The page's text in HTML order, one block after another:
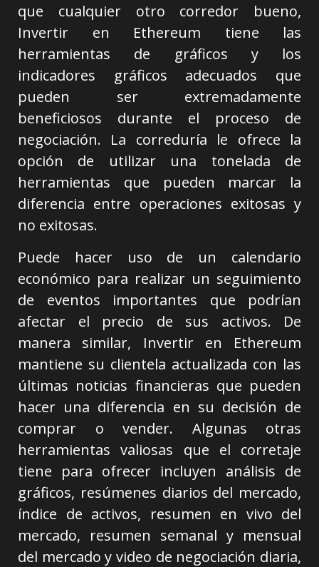
que cualquier otro corredor bueno,
Invertir en Ethereum tiene las
herramientas de gráficos y los
indicadores gráficos adecuados que
pueden ser extremadamente
beneficiosos durante el proceso de
negociación. La correduría le ofrece la
opción de utilizar una tonelada de
herramientas que pueden marcar la
diferencia entre operaciones exitosas y
no exitosas.
Puede hacer uso de un calendario
económico para realizar un seguimiento
de eventos importantes que podrían
afectar el precio de sus activos. De
manera similar, Invertir en Ethereum
mantiene su clientela actualizada con las
últimas noticias financieras que pueden
hacer una diferencia en su decisión de
comprar o vender. Algunas otras
herramientas valiosas que el corretaje
tiene para ofrecer incluyen análisis de
gráficos, resúmenes diarios del mercado,
índice de activos, resumen en vivo del
mercado, resumen semanal y mensual
del mercado y video de negociación diaria,